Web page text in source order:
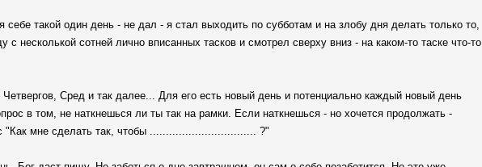
себе такой один день - не дал - я стал выходить по субботам и на злобу дня делать только то,
с несколькой сотней лично вписанных тасков и смотрел сверху вниз - на каком-то таске что-то
Сред и так далее... Для его есть новый день и потенциально каждый новый день
в том, не наткнешься ли ты так на рамки. Если наткнешься - но хочется продолжать -
"Как мне сделать так, чтобы ................................. ?"